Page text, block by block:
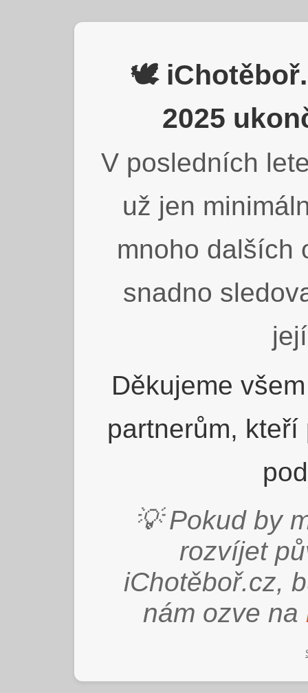
🕊️
2025
V posledních
už jen
mnoho dalších
snadno
Děkujeme
partnerům,
💡 Pokud by
rozvíjet
iChotěboř.cz,
nám ozve na